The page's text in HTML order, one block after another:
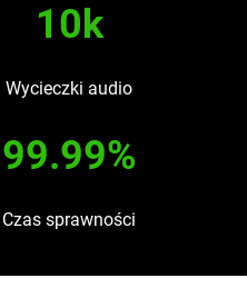
10k
Wycieczki audio
99.99%
Czas sprawności